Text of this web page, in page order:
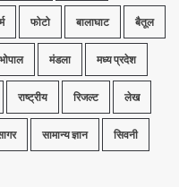
फोटो बालाघाट बैतूल
भोपाल मंडला मध्य प्रदेश
राष्ट्रीय रिजल्ट लेख
सामान्य ज्ञान सिवनी